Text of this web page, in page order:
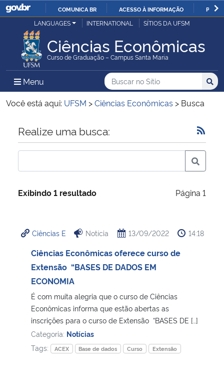
IR
O
COMUNICA BR ACESSO À INFORMAÇÃO
Ministério da Justiça e Segurança Pública
Ministério da Defesa
Ministério das Relações Exteriores
Ministério da Economia
Ministério da Infraestrutura
Ministério da Cidadania
Ministério de Minas e Energia
Ministério da Ciência, Tecnologia, Inovações e Comunicações
Ministério do Meio Ambiente
LANGUAGES INTERNATIONAL SÍTIOS DA UFSM
Ciências Econômicas
Curso de Graduação – Campus Santa Maria
Menu Menu Principal do Sítio
Busca
Buscar no no Sítio
Busca:
Você está aqui: UFSM >Ciências Econômicas > Busca
Início do conteúdo
Realize uma busca:
Exibindo 1 resultado Página 1
Ciências E Notícia 13/09/2022 14:18
Ciências Econômicas oferece curso de
Extensão “BASES DE DADOS EM
ECONOMIA
É com muita alegria que o curso de Ciências
Econômicas informa que estão abertas as
inscrições para o curso de Extensão “BASES DE […]
Categoria: Notícias
Tags:
ACEX Base de dados Curso Extensão